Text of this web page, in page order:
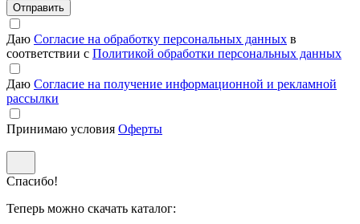
Отправить
Даю Согласие на обработку персональных данных в
соответствии с Политикой обработки персональных данных
Даю Согласие на получение информационной и рекламной
рассылки
Принимаю условия Оферты
Спасибо!
Теперь можно скачать каталог: